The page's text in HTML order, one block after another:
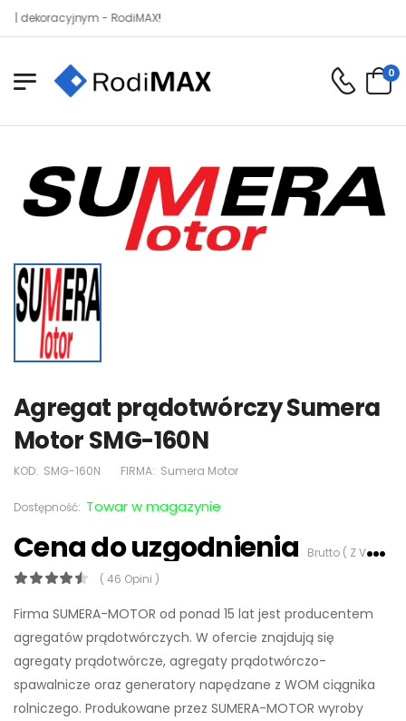
- RodiMAX!
0
Agregat prądotwórczy Sumera
Motor SMG-160N
KOD: SMG-160N FIRMA: Sumera Motor
Dostępność: Towar w magazynie
Cena do uzgodnienia Brutto ( Z VAT 23%)
( 46 Opini )
Firma SUMERA-MOTOR od ponad 15 lat jest producentem
agregatów prądotwórczych. W ofercie znajdują się
agregaty prądotwórcze, agregaty prądotwórczo-
spawalnicze oraz generatory napędzane z WOM ciągnika
rolniczego. Produkowane przez SUMERA-MOTOR wyroby